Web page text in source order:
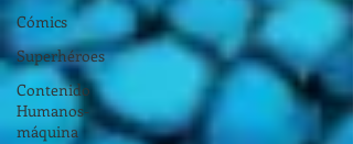
Cómics
Superhéroes
Contenido
Humanos-
máquina